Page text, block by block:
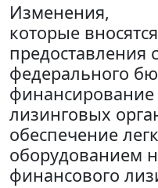
Изменения,
которые
предоставления
федерального
финансирование
лизинговых
обеспечение
оборудованием
финансового